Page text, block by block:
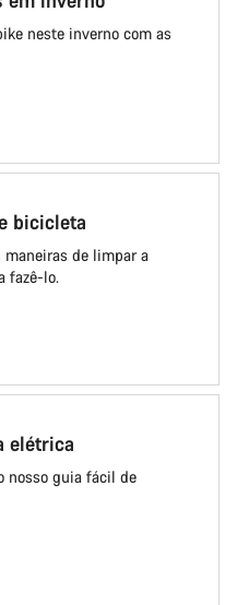
neste inverno com as
bicicleta
maneiras de limpar a
fazê-lo.
elétrica
nosso guia fácil de